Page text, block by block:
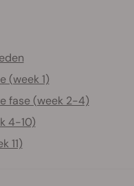
(week 1)
fase (week 2-4)
4-10)
11)